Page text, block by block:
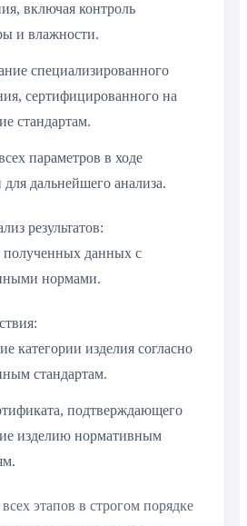
включая контроль
и влажности.
специализированного
сертифицированного на
стандартам.
параметров в ходе
дальнейшего анализа.
результатов:
полученных данных с
нормами.
категории изделия согласно
стандартам.
подтверждающего
изделию нормативным
этапов в строгом порядке